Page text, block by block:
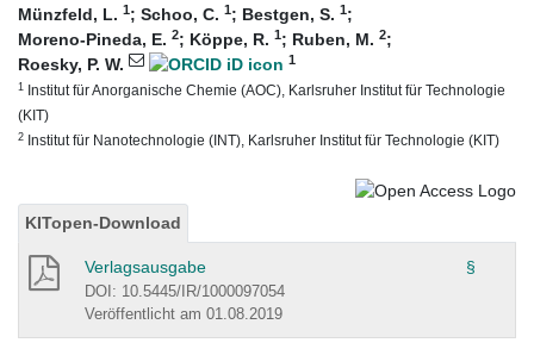
Münzfeld, L. 1; Schoo, C. 1; Bestgen, S. 1;
Moreno-Pineda, E. 2; Köppe, R. 1; Ruben, M. 2;
Roesky, P. W.
1
1 Institut für Anorganische Chemie (AOC), Karlsruher Institut für Technologie
(KIT)
2 Institut für Nanotechnologie (INT), Karlsruher Institut für Technologie (KIT)
KITopen-Download
Verlagsausgabe §
DOI: 10.5445/IR/1000097054
Veröffentlicht am 01.08.2019